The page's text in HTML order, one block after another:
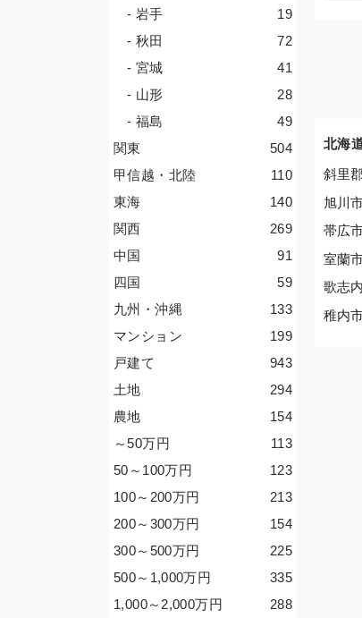
北海
斜里
旭川
帯広
室蘭
歌志
稚内
19
- 岩手
72
- 秋田
41
- 宮城
28
- 山形
49
- 福島
504
関東
110
甲信越・北陸
140
東海
269
関西
91
中国
59
四国
133
九州・沖縄
199
マンション
943
戸建て
294
土地
154
農地
113
～50万円
123
50～100万円
213
100～200万円
154
200～300万円
225
300～500万円
335
500～1,000万円
288
1,000～2,000万円